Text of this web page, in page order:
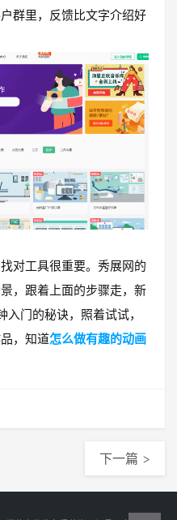
群里，反馈比文字介绍好
对工具很重要。秀展网的
，跟着上面的步骤走，新
门的秘诀，照着试试，
，知道怎么做有趣的动画
下一篇 >